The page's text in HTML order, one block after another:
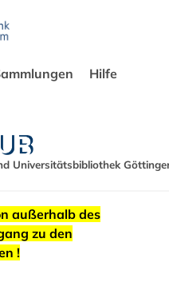
Hilfe
Universitätsbibliothek
außerhalb des
zu den
!